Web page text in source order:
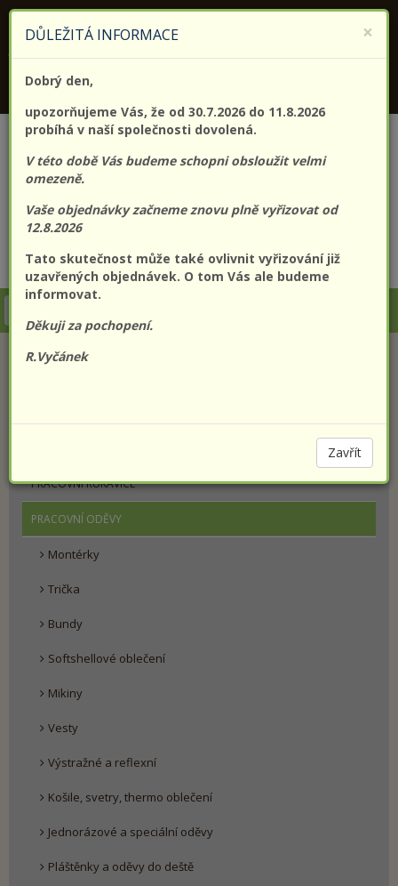
CZK EUR Přihlášení Registrace
PRACOVNÍ RUKAVICE
PRACOVNÍ ODĚVY
Montérky
Trička
Bundy
Softshellové oblečení
Mikiny
Vesty
Výstražné a reflexní
Košile, svetry, thermo oblečení
Jednorázové a speciální oděvy
Pláštěnky a oděvy do deště
×
DŮLEŽITÁ INFORMACE
Dobrý den,
upozorňujeme Vás, že od 30.7.2026 do 11.8.2026
probíhá v naší společnosti dovolená.
V této době Vás budeme schopni obsloužit velmi
omezeně.
Vaše objednávky začneme znovu plně vyřizovat od
12.8.2026
Tato skutečnost může také ovlivnit vyřizování již
uzavřených objednávek. O tom Vás ale budeme
informovat.
Děkuji za pochopení.
R.Vyčánek
Zavřít